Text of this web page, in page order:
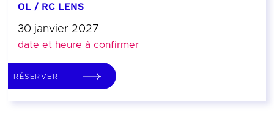
OL / RC LENS
30 janvier 2027
date et heure à confirmer
RÉSERVER